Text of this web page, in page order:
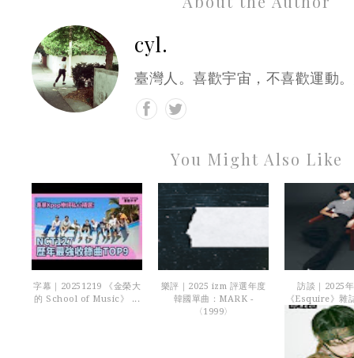
cyl.
臺灣人。喜歡宇宙，不喜歡運動
You Might Also Like
字幕｜20251219 《金榮大
的 School of Music》 ...
樂評｜2025 izm 評選年度
韓國單曲：MARK -
〈1999〉
訪談｜2025
《Esquire》雜